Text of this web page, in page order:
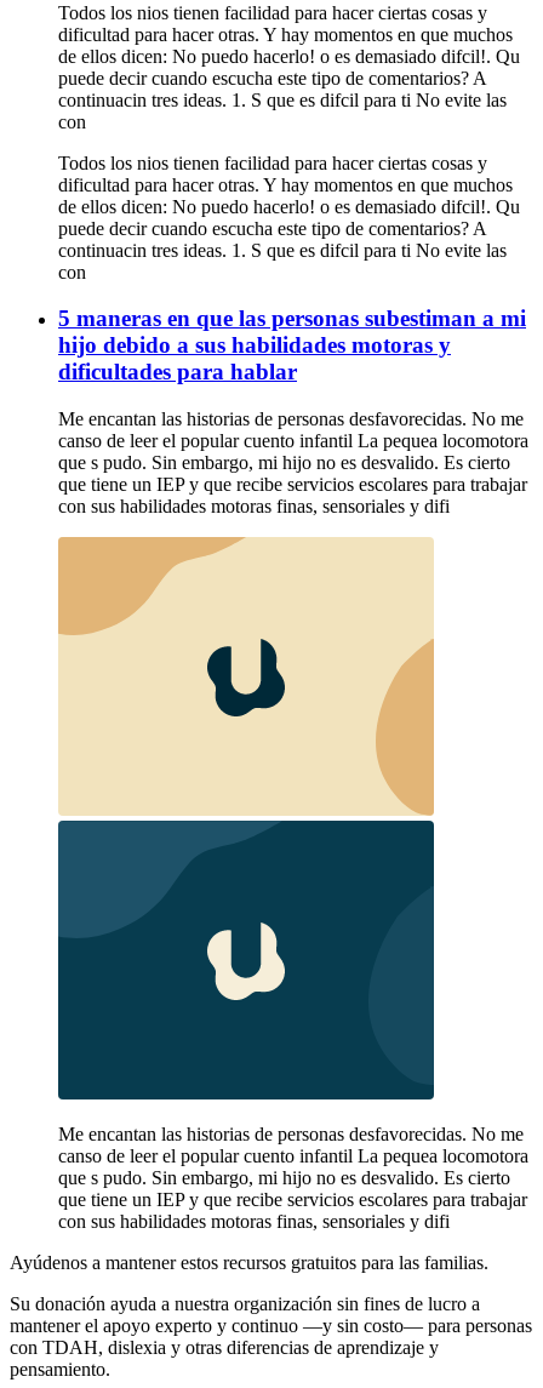
Todos los nios tienen facilidad para hacer ciertas cosas y
dificultad para hacer otras. Y hay momentos en que muchos
de ellos dicen: No puedo hacerlo! o es demasiado difcil!. Qu
puede decir cuando escucha este tipo de comentarios? A
continuacin tres ideas. 1. S que es difcil para ti No evite las
con
Todos los nios tienen facilidad para hacer ciertas cosas y
dificultad para hacer otras. Y hay momentos en que muchos
de ellos dicen: No puedo hacerlo! o es demasiado difcil!. Qu
puede decir cuando escucha este tipo de comentarios? A
continuacin tres ideas. 1. S que es difcil para ti No evite las
con
5 maneras en que las personas subestiman a mi
hijo debido a sus habilidades motoras y
dificultades para hablar
Me encantan las historias de personas desfavorecidas. No me
canso de leer el popular cuento infantil La pequea locomotora
que s pudo. Sin embargo, mi hijo no es desvalido. Es cierto
que tiene un IEP y que recibe servicios escolares para trabajar
con sus habilidades motoras finas, sensoriales y difi
Me encantan las historias de personas desfavorecidas. No me
canso de leer el popular cuento infantil La pequea locomotora
que s pudo. Sin embargo, mi hijo no es desvalido. Es cierto
que tiene un IEP y que recibe servicios escolares para trabajar
con sus habilidades motoras finas, sensoriales y difi
Ayúdenos a mantener estos recursos gratuitos para las familias.
Su donación ayuda a nuestra organización sin fines de lucro a
mantener el apoyo experto y continuo —y sin costo— para personas
con TDAH, dislexia y otras diferencias de aprendizaje y
pensamiento.